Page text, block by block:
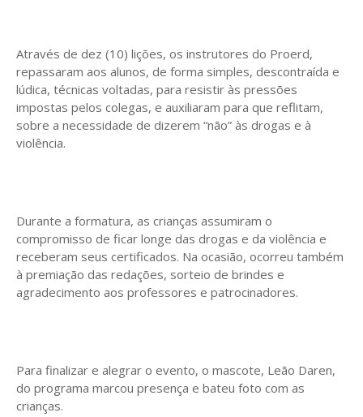
Através de dez (10) lições, os instrutores do Proerd,
repassaram aos alunos, de forma simples, descontraída e
lúdica, técnicas voltadas, para resistir às pressões
impostas pelos colegas, e auxiliaram para que reflitam,
sobre a necessidade de dizerem “não” às drogas e à
violência.
Durante a formatura, as crianças assumiram o
compromisso de ficar longe das drogas e da violência e
receberam seus certificados. Na ocasião, ocorreu também
à premiação das redações, sorteio de brindes e
agradecimento aos professores e patrocinadores.
Para finalizar e alegrar o evento, o mascote, Leão Daren,
do programa marcou presença e bateu foto com as
crianças.